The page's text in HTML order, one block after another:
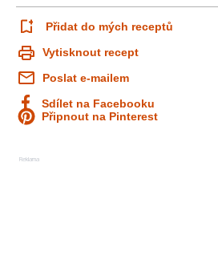
Přidat do mých receptů
Vytisknout recept
Poslat e-mailem
Sdílet na Facebooku
Připnout na Pinterest
Reklama